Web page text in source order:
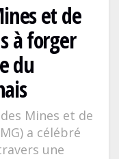
et de
à forger
du
Mines et de
a célébré
une